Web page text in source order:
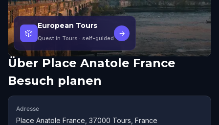
🎲
European Tours
Quest in Tours · self-guided
→
Über Place Anatole France
Besuch planen
Adresse
Place Anatole France, 37000 Tours, France